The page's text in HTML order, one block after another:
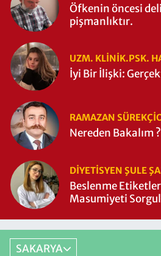
Öfkenin öncesi
pişmanlıktır.
UZM. KLINIK.PSK.
İyi Bir İlişki:
RAMAZAN
Nereden Bakalım ?
DIYETISYEN ŞULE
Beslenme
Masumiyeti
SAKARYA